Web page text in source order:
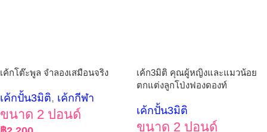
เค้กโต๊ะพูล จำลองเสมือนจริง
เค้กปั้น3มิติ, เค้กกีฬา
ขนาด 2 ปอนด์
เค้ก3มิติ คุณผู้หญิงและแมวน้อย
ตกแต่งลูกโป่งฟองดองท์
เค้กปั้น3มิติ
ขนาด 2 ปอนด์